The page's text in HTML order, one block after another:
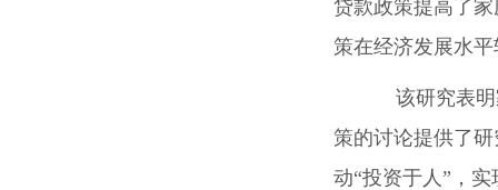
贷款政策提高了
策在经济发展水
该研究表
策的讨论提供了
动“投资于人”，